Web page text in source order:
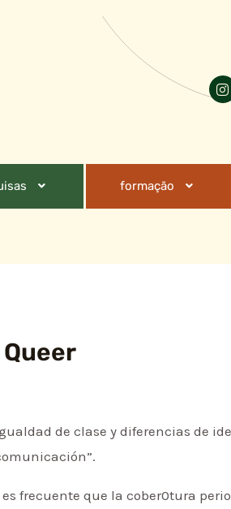
formação
de clase y diferencias de
frecuente que la cober0tura